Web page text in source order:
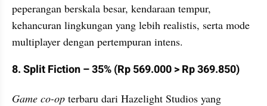
peperangan berskala besar, kendaraan tempur,
kehancuran lingkungan yang lebih realistis, serta mode
multiplayer dengan pertempuran intens.
8. Split Fiction – 35% (Rp 569.000 > Rp 369.850)
Game co-op terbaru dari Hazelight Studios yang